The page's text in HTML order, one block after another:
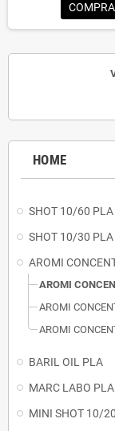
HOME
SHOT 10/60 PLA
SHOT 10/30 PLA
AROMI
AROMI
AROMI
AROMI
BARIL OIL PLA
MARC LABO PLA
MINI SHOT 10/
COMPRA